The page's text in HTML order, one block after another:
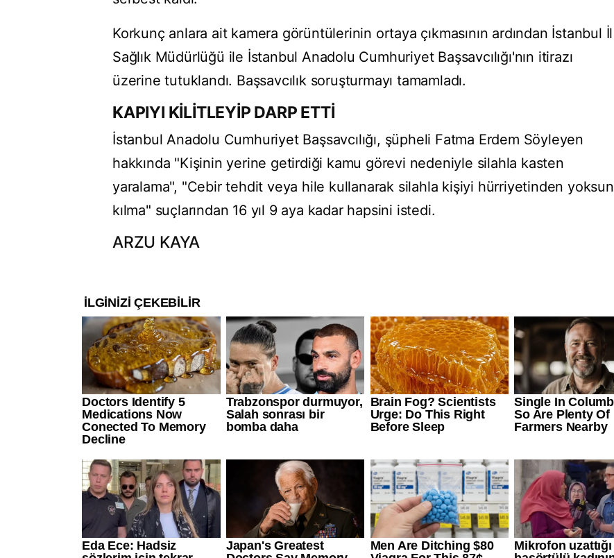
Korkunç anlara ait kamera görüntülerinin ortaya çıkmasının ardından İstanbul İl
Sağlık Müdürlüğü ile İstanbul Anadolu Cumhuriyet Başsavcılığı'nın itirazı
üzerine tutuklandı. Başsavcılık soruşturmayı tamamladı.
KAPIYI KİLİTLEYİP DARP ETTİ
İstanbul Anadolu Cumhuriyet Başsavcılığı, şüpheli Fatma Erdem Söyleyen
hakkında "Kişinin yerine getirdiği kamu görevi nedeniyle silahla kasten
yaralama", "Cebir tehdit veya hile kullanarak silahla kişiyi hürriyetinden yoksun
kılma" suçlarından 16 yıl 9 aya kadar hapsini istedi.
ARZU KAYA